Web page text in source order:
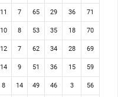
11 7 65 29 36 71
10 8 53 35 18 70
12 7 62 34 28 69
14 9 51 36 15 59
8 14 49 46 3 56